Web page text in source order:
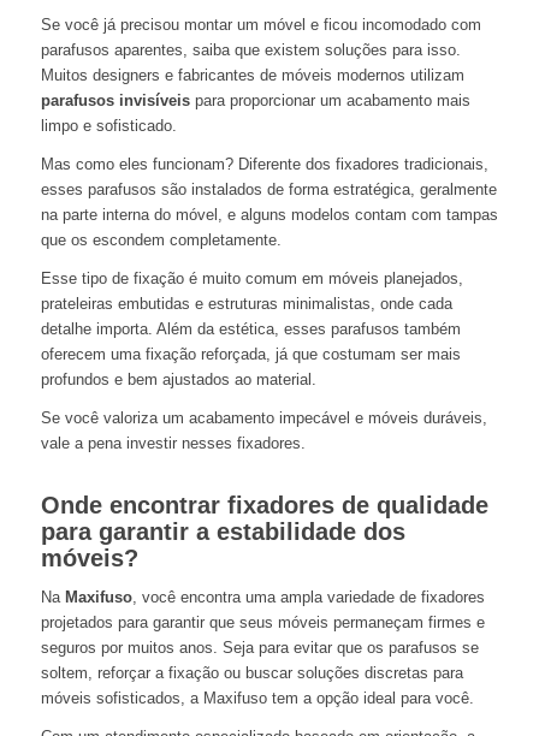
Se você já precisou montar um móvel e ficou incomodado com
parafusos aparentes, saiba que existem soluções para isso.
Muitos designers e fabricantes de móveis modernos utilizam
parafusos invisíveispara proporcionar um acabamento mais
limpo e sofisticado.
Mas como eles funcionam? Diferente dos fixadores tradicionais,
esses parafusos são instalados de forma estratégica, geralmente
na parte interna do móvel, e alguns modelos contam com tampas
que os escondem completamente.
Esse tipo de fixação é muito comum em móveis planejados,
prateleiras embutidas e estruturas minimalistas, onde cada
detalhe importa. Além da estética, esses parafusos também
oferecem uma fixação reforçada, já que costumam ser mais
profundos e bem ajustados ao material.
Se você valoriza um acabamento impecável e móveis duráveis,
vale a pena investir nesses fixadores.
Onde encontrar fixadores de qualidade
para garantir a estabilidade dos
móveis?
Na Maxifuso, você encontra uma ampla variedade de fixadores
projetados para garantir que seus móveis permaneçam firmes e
seguros por muitos anos. Seja para evitar que os parafusos se
soltem, reforçar a fixação ou buscar soluções discretas para
móveis sofisticados, a Maxifuso tem a opção ideal para você.